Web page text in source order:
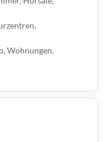
Wohnungen,